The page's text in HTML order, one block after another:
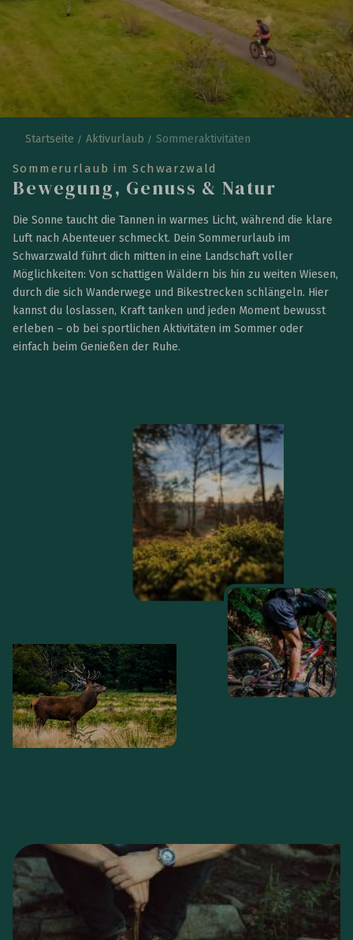
Startseite Aktivurlaub Sommeraktivitäten
Sommerurlaub im Schwarzwald
Bewegung, Genuss & Natur
Die Sonne taucht die Tannen in warmes Licht, während die klare
Luft nach Abenteuer schmeckt. Dein Sommerurlaub im
Schwarzwald führt dich mitten in eine Landschaft voller
Möglichkeiten: Von schattigen Wäldern bis hin zu weiten Wiesen,
durch die sich Wanderwege und Bikestrecken schlängeln. Hier
kannst du loslassen, Kraft tanken und jeden Moment bewusst
erleben – ob bei sportlichen Aktivitäten im Sommer oder
einfach beim Genießen der Ruhe.